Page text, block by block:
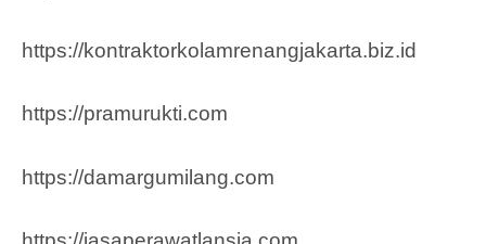
https://kontraktorkolamrenangjakarta.biz.id
https://pramurukti.com
https://damargumilang.com